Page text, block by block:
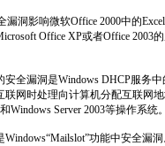
洞影响微软Office 2000中的
Office XP或者Office 2003
漏洞是Windows DHCP服务中
联网时处理向计算机分配互联网
Windows Server 2003等操作系统
功能中安全漏